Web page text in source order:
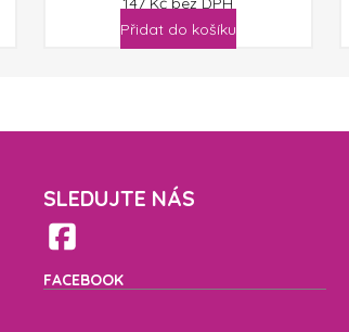
Přidat do košíku
SLEDUJTE NÁS
FACEBOOK